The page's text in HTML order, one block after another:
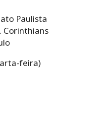
Paulista
Corinthians
feira)